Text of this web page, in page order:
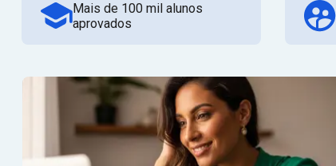
Mais de 100 mil alunos
aprovados